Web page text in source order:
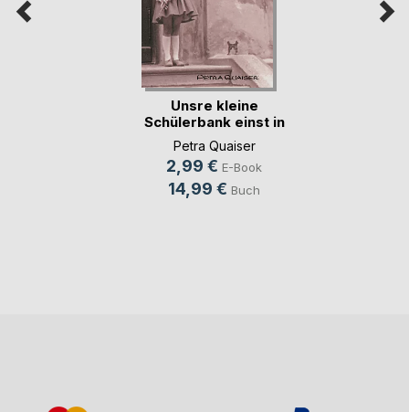
Unsre kleine
Schülerbank einst in
(...)
Petra Quaiser
2,99 € E-Book
14,99 € Buch